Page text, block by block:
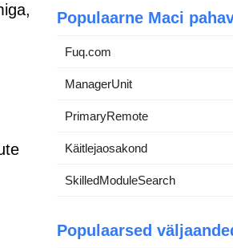
Populaarne Maci
Fuq.com
ManagerUnit
PrimaryRemote
Käitlejaosakond
SkilledModuleSearch
Populaarsed